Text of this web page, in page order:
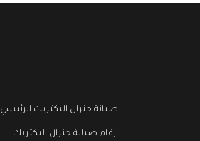
صيانة جنرال اليكتريك الرئيسي
ارقام صيانة جنرال اليكتريك